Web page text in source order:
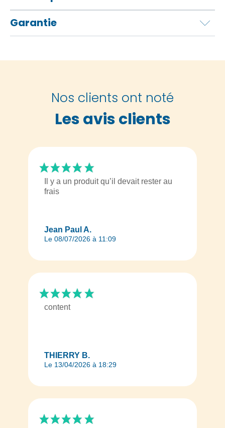
Garantie
Nos clients ont noté
Les avis clients
Jean Paul A.
Le 08/07/2026 à 11:09
Il y a un produit qu’il devait rester au
frais
THIERRY B.
Le 13/04/2026 à 18:29
content